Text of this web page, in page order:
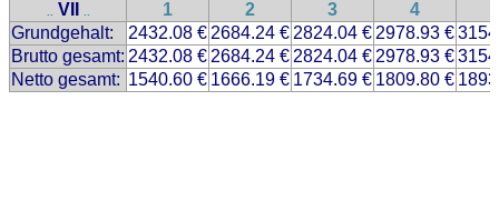
.. VII .. 1 2 3 4
Grundgehalt:
2432.08 € 2684.24 € 2824.04 € 2978.93 €
Brutto gesamt: 2432.08 € 2684.24 € 2824.04 € 2978.93 €
Netto gesamt: 1540.60 € 1666.19 € 1734.69 € 1809.80 €